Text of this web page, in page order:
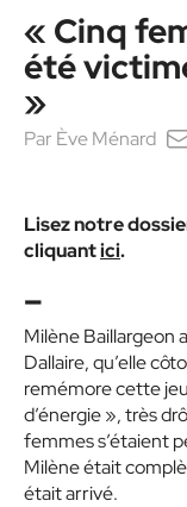
« Cinq
été
»
Par Ève Ménard
Lisez notre
cliquantici.
–
Milène Baillargeon
Dallaire, qu’elle
remémore cette
d’énergie », très
femmes s’étaient
Milène était
était arrivé.